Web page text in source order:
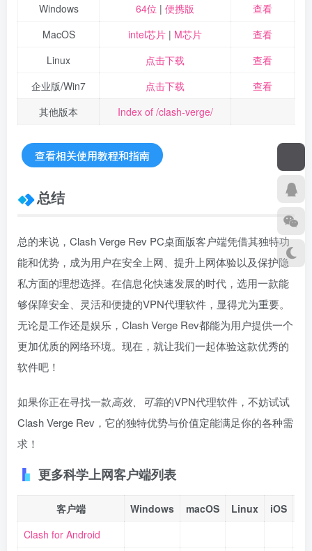
Windows
64位 | 便携版
查看
MacOS
intel芯片 | M芯片
查看
Linux
点击下载
查看
企业版/Win7
点击下载
查看
其他版本
Index of /clash-verge/
查看相关使用教程和指南
总结
总的来说，Clash Verge Rev PC桌面版客户端凭借其独特功
能和优势，成为用户在安全上网、提升上网体验以及保护隐
私方面的理想选择。在信息化快速发展的时代，选用一款能
够保障安全、灵活和便捷的VPN代理软件，显得尤为重要。
无论是工作还是娱乐，Clash Verge Rev都能为用户提供一个
更加优质的网络环境。现在，就让我们一起体验这款优秀的
软件吧！
如果你正在寻找一款高效、可靠的VPN代理软件，不妨试试
Clash Verge Rev，它的独特优势与价值定能满足你的各种需
求！
更多科学上网客户端列表
客户端 Windows macOS Linux iOS
Clash for Android